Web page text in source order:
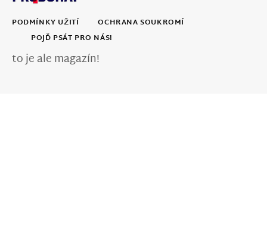
PODMÍNKY UŽITÍ
OCHRANA SOUKROMÍ
POJĎ PSÁT PRO NÁS!
to je ale magazín!